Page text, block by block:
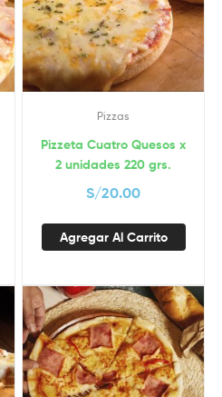
Pizzas
Pizzeta Cuatro Quesos x
2 unidades 220 grs.
S/20.00
Agregar Al Carrito